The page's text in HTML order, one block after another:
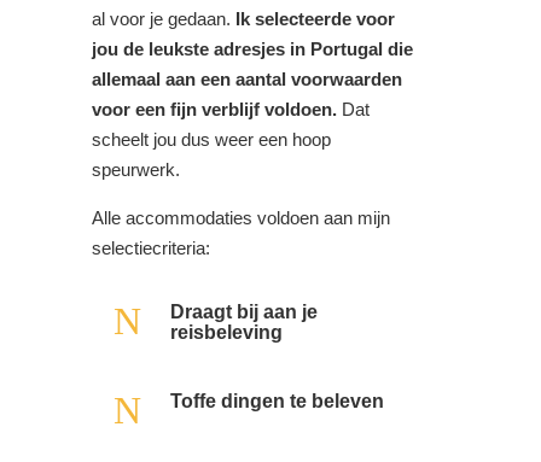
al voor je gedaan. Ik selecteerde voor
jou de leukste adresjes in Portugal die
allemaal aan een aantal voorwaarden
voor een fijn verblijf voldoen. Dat
scheelt jou dus weer een hoop
speurwerk.
Alle accommodaties voldoen aan mijn
selectiecriteria:
N
Draagt bij aan je
reisbeleving
N Toffe dingen te beleven